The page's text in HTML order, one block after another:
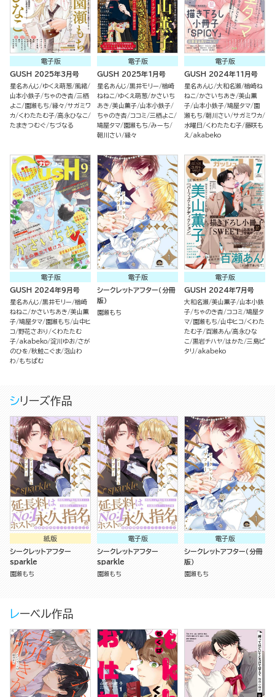
電子版
GUSH 2025年3月号
星名あんじ ゆくえ萌葱
風緒
山本小鉄子 ちゃのき杏 三栖
よこ
園瀬もち 縁々 サガミワ
カ
くわたたむ子 高永ひなこ
たまきつむぐ
ちづなる
電子版
GUSH 2025年1月号
星名あんじ 黒井モリー 楢崎
ねねこ
ゆくえ萌葱 かさいち
あき 美山薫子 山本小鉄子
ちゃのき杏
ココミ 三栖よこ
鳩屋タマ 園瀬もち みーち
朝川さい 縁々
電子版
GUSH 2024年11月号
星名あんじ 大和名瀬 楢崎ね
ねこ
かさいちあき 美山薫
子 山本小鉄子 鳩屋タマ 園
瀬もち 朝川さい サガミワカ
水曜日
くわたたむ子 藤咲も
え
akabeko
電子版
GUSH 2024年9月号
星名あんじ 黒井モリー 楢崎
ねねこ
かさいちあき 美山薫
子 鳩屋タマ 園瀬もち
山中ヒ
コ 野花さおり
くわたたむ
子 akabeko 淀川ゆお さが
のひを 秋鮭こぐま 泡山わ
わ
もちぱむ
電子版
シークレットアフター（分冊
版）
園瀬もち
電子版
GUSH 2024年7月号
大和名瀬 美山薫子 山本小鉄
子 ちゃのき杏 ココミ 鳩屋タ
マ 園瀬もち 山中ヒコ
くわた
たむ子 百瀬あん 高永ひな
こ 黒岩チハヤ はかた 三島ピ
タリ
akabeko
シリーズ作品
紙版
シークレットアフター
sparkle
園瀬もち
電子版
シークレットアフター
sparkle
園瀬もち
電子版
シークレットアフター（分冊
版）
園瀬もち
レーベル作品